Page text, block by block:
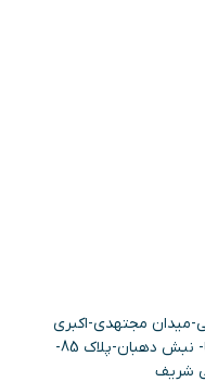
میدان مجتهدی-اکبری
شمالی- خیابان بایندری ها- نبش دهبان-پلاک 85-